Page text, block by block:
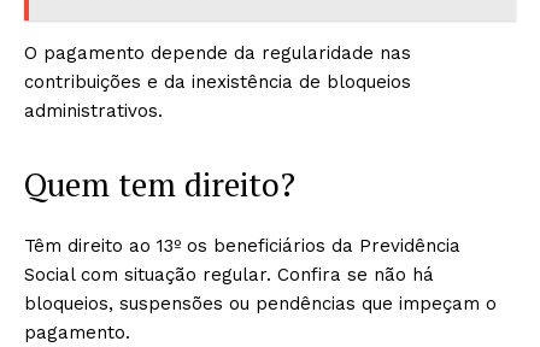
O pagamento depende da regularidade nas
contribuições e da inexistência de bloqueios
administrativos.
Quem tem direito?
Têm direito ao 13º os beneficiários da Previdência
Social com situação regular. Confira se não há
bloqueios, suspensões ou pendências que impeçam o
pagamento.